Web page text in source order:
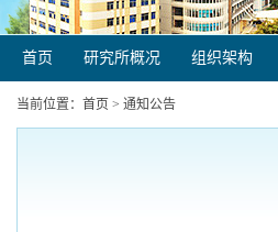
首页 研究所概况 组织架构
当前位置： 首页 > 通知公告